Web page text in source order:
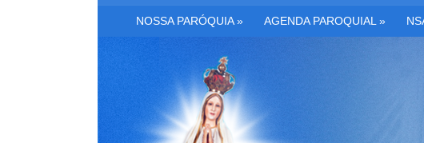
NOSSA PARÓQUIA» AGENDA PAROQUIAL »